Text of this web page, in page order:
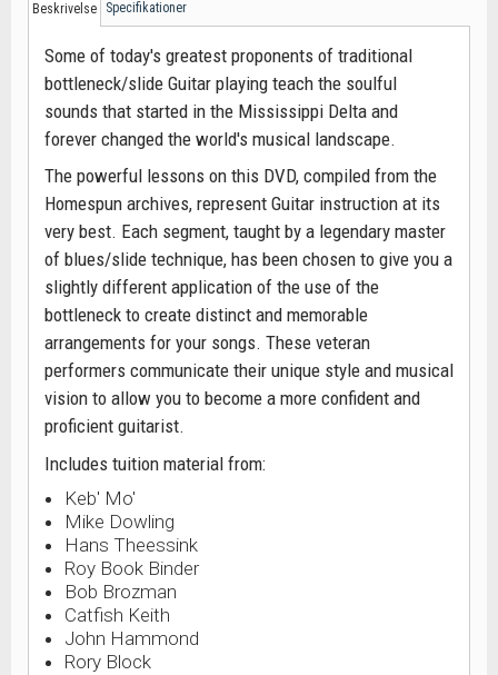
Beskrivelse Specifikationer
Some of today's greatest proponents of traditional
bottleneck/slide Guitar playing teach the soulful
sounds that started in the Mississippi Delta and
forever changed the world's musical landscape.
The powerful lessons on this DVD, compiled from the
Homespun archives, represent Guitar instruction at its
very best. Each segment, taught by a legendary master
of blues/slide technique, has been chosen to give you a
slightly different application of the use of the
bottleneck to create distinct and memorable
arrangements for your songs. These veteran
performers communicate their unique style and musical
vision to allow you to become a more confident and
proficient guitarist.
Includes tuition material from:
Keb' Mo'
Mike Dowling
Hans Theessink
Roy Book Binder
Bob Brozman
Catfish Keith
John Hammond
Rory Block